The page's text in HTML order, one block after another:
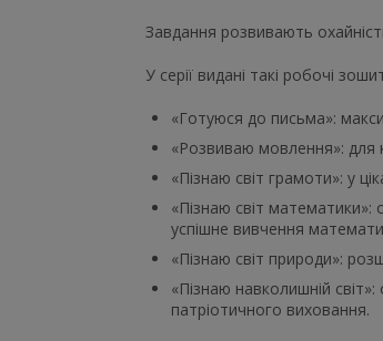
Завдання розвивають
У серії видані такі робочі
«Готуюся до письма»:
«Розвиваю мовлення»: для
«Пізнаю світ грамоти»: у
«Пізнаю світ
успішне вивчення
«Пізнаю світ природи»:
«Пізнаю навколишній
патріотичного виховання.